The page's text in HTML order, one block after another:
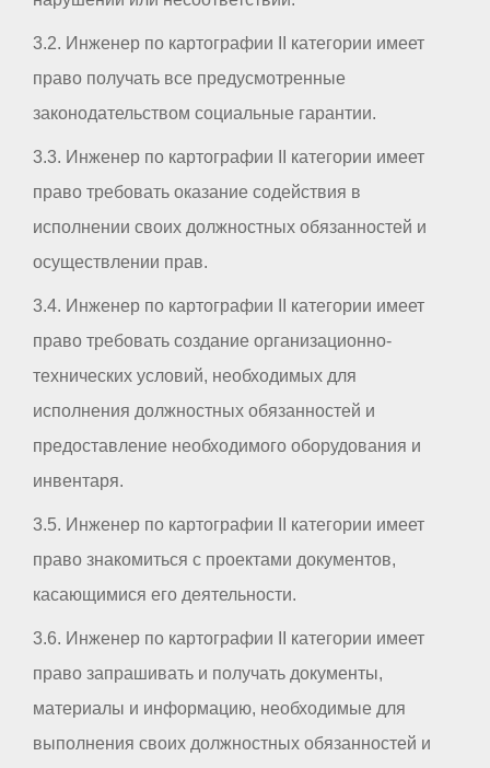
3.2. Инженер по картографии II категории имеет
право получать все предусмотренные
законодательством социальные гарантии.
3.3. Инженер по картографии II категории имеет
право требовать оказание содействия в
исполнении своих должностных обязанностей и
осуществлении прав.
3.4. Инженер по картографии II категории имеет
право требовать создание организационно-
технических условий, необходимых для
исполнения должностных обязанностей и
предоставление необходимого оборудования и
инвентаря.
3.5. Инженер по картографии II категории имеет
право знакомиться с проектами документов,
касающимися его деятельности.
3.6. Инженер по картографии II категории имеет
право запрашивать и получать документы,
материалы и информацию, необходимые для
выполнения своих должностных обязанностей и